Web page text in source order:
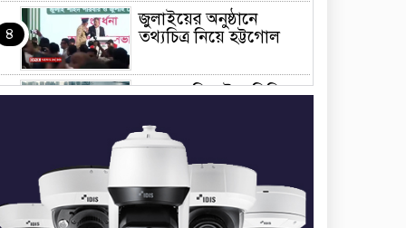
৪
জুলাইয়ের অনুষ্ঠানে
তথ্যচিত্র নিয়ে হট্টগোল
মাত্র ছয় দিনেই ১ বিলিয়ন
ব্র্যান্ড নিউ ডে
ধর্ষণের অভিযোগে
কনটেন্ট ক্রিয়েটর রিপন
মিয়ার বিরুদ্ধে মামলা